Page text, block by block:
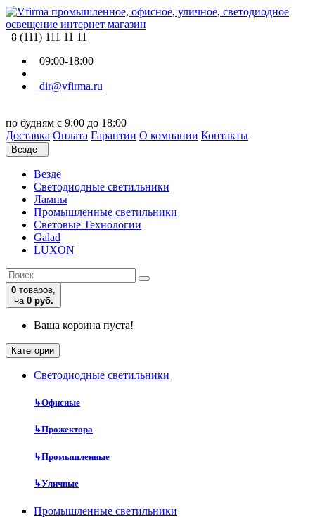
8 (111) 111 11 11
09:00-18:00
dir@vfirma.ru
по будням с 9:00 до 18:00
Доставка Оплата Гарантии О компании Контакты
Везде
Везде
Cветодиодные светильники
Лампы
Промышленные светильники
Световые Технологии
Galad
LUXON
0 товаров,
на 0 руб.
Ваша корзина пуста!
Категории
Cветодиодные светильники
↳Офисные
↳Прожектора
↳Промышленные
↳Уличные
Промышленные светильники